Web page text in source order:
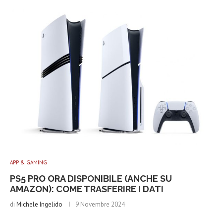
APP & GAMING
PS5 PRO ORA DISPONIBILE (ANCHE SU
AMAZON): COME TRASFERIRE I DATI
di Michele Ingelido 9 Novembre 2024